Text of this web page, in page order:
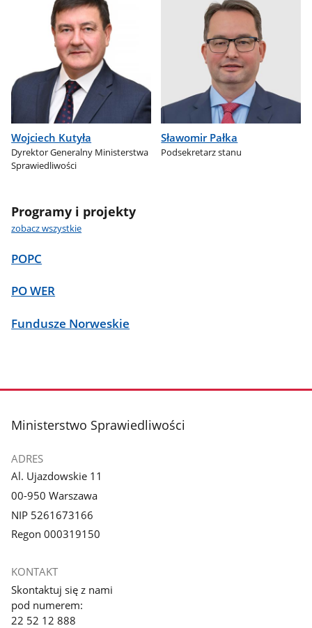
Wojciech Kutyła
Dyrektor Generalny Ministerstwa
Sprawiedliwości
Sławomir Pałka
Podsekretarz stanu
Programy i projekty
zobacz wszystkie
POPC
PO WER
Fundusze Norweskie
stopka
Ministerstwo Sprawiedliwości
ADRES
Al. Ujazdowskie 11
00-950 Warszawa
NIP 5261673166
Regon 000319150
KONTAKT
Skontaktuj się z nami
pod numerem:
22 52 12 888